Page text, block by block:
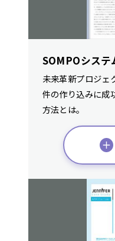
SOMPOシス
未来革新プロジェ
件の作り込みに成
方法とは。